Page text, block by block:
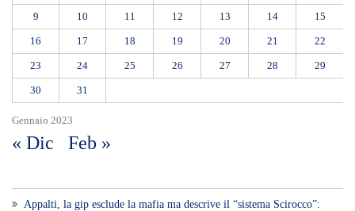
Gennaio 2023
9 10 11 12 13 14 15
16 17 18 19 20 21 22
23 24 25 26 27 28 29
30 31
« Dic Feb »
Appalti, la gip esclude la mafia ma descrive il “sistema Scirocco”: